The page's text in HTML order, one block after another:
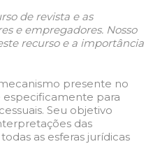
de revista e as
e empregadores. Nosso
recurso e a importância
presente no
especificamente para
Seu objetivo
das
as esferas jurídicas